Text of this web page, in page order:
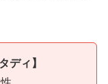
ディ】